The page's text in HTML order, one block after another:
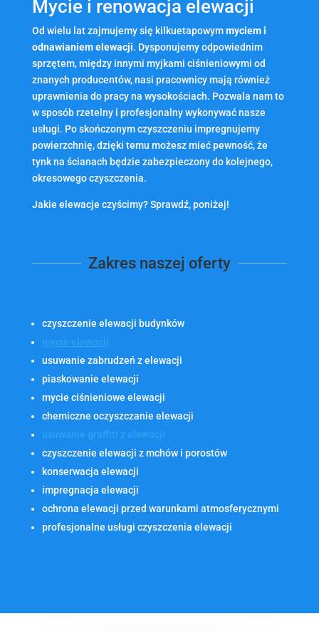
Mycie i renowacja elewacji
Od wielu lat zajmujemy się kilkuetapowymmyciem i
odnawianiem elewacji. Dysponujemy odpowiednim
sprzętem, między innymi myjkami ciśnieniowymi od
znanych producentów, nasi pracownicy mają również
uprawnienia do pracy na wysokościach. Pozwala nam to
w sposób rzetelny i profesjonalny wykonywać nasze
usługi. Po skończonym czyszczeniu impregnujemy
powierzchnię, dzięki temu możesz mieć pewność, że
tynk na ścianach będzie zabezpieczony do kolejnego,
okresowego czyszczenia.
Jakie elewacje czyścimy? Sprawdź, poniżej!
Zakres naszej oferty
czyszczenie elewacji budynków
mycie elewacji
usuwanie zabrudzeń z elewacji
piaskowanie elewacji
mycie ciśnieniowe elewacji
chemiczne oczyszczanie elewacji
usuwanie graffiti z elewacji
czyszczenie elewacji z mchów i porostów
konserwacja elewacji
impregnacja elewacji
ochrona elewacji przed warunkami atmosferycznymi
profesjonalne usługi czyszczenia elewacji